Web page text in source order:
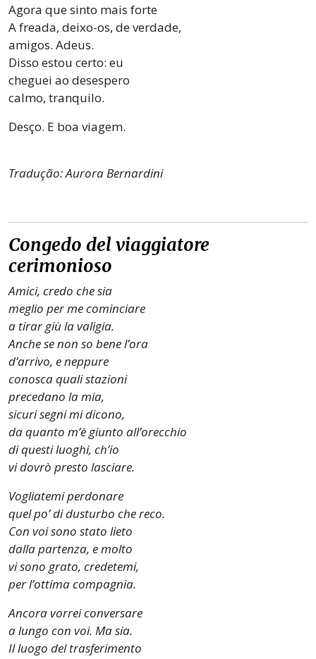
Agora que sinto mais forte
A freada, deixo-os, de verdade,
amigos. Adeus.
Disso estou certo: eu
cheguei ao desespero
calmo, tranquilo.
Desço. E boa viagem.
Tradução: Aurora Bernardini
Congedo del viaggiatore
cerimonioso
Amici, credo che sia
meglio per me cominciare
a tirar giù la valigia.
Anche se non so bene l’ora
d’arrivo, e neppure
conosca quali stazioni
precedano la mia,
sicuri segni mi dicono,
da quanto m’è giunto all’orecchio
di questi luoghi, ch’io
vi dovrò presto lasciare.
Vogliatemi perdonare
quel po’ di dusturbo che reco.
Con voi sono stato lieto
dalla partenza, e molto
vi sono grato, credetemi,
per l’ottima compagnia.
Ancora vorrei conversare
a lungo con voi. Ma sia.
Il luogo del trasferimento